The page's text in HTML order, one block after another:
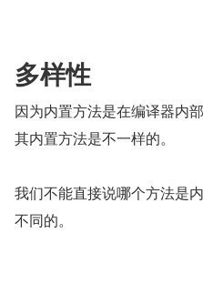
多样性
因为内置方法是在编译器内
其内置方法是不一样的。
我们不能直接说哪个方法是
不同的。